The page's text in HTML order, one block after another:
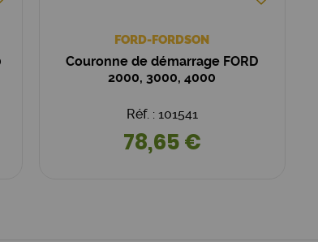
FORD-FORDSON
Couronne de démarrage FORD
2000, 3000, 4000
Réf. : 101541
78,65 €